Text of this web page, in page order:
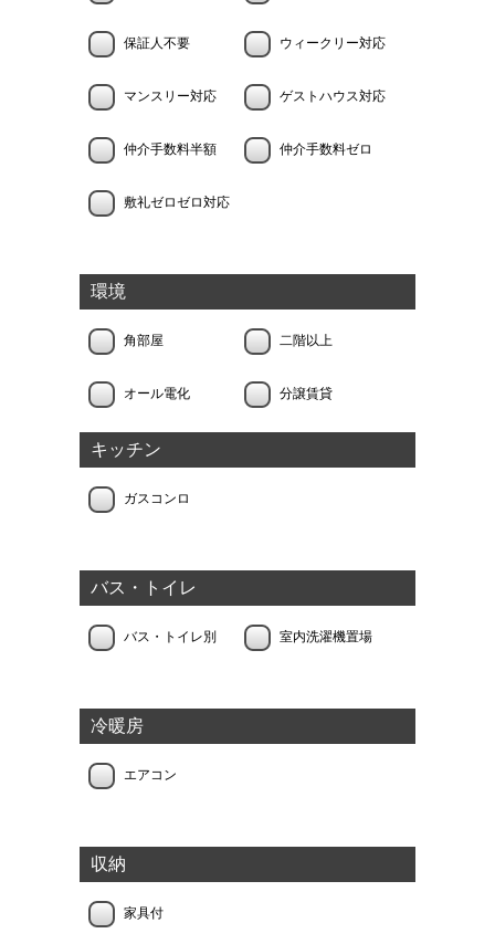
保証人不要 ウィークリー対応
マンスリー対応 ゲストハウス対応
仲介手数料半額 仲介手数料ゼロ
敷礼ゼロゼロ対応
環境
角部屋 二階以上
オール電化 分譲賃貸
キッチン
ガスコンロ
バス・トイレ
バス・トイレ別 室内洗濯機置場
冷暖房
エアコン
収納
家具付